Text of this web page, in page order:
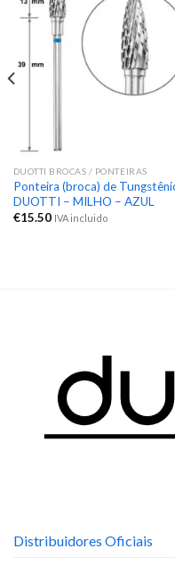
DUOTTI BROCAS / PONTEIRAS
Ponteira (broca) de
DUOTTI – MILHO – AZUL
€15.50 IVA incluido
Distribuidores Oficiais